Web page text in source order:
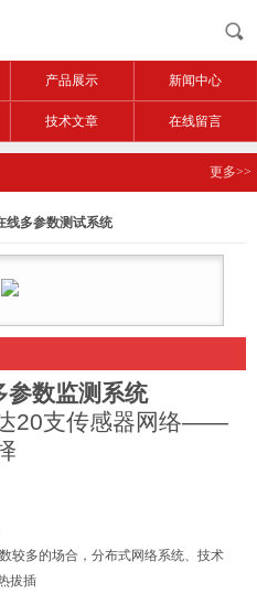
产品展示 新闻中心
技术文章 在线留言
更多>>
线多参数测试系统
参数监测系统
20支传感器网络――
较多的场合，分布式网络系统、技术
拔插